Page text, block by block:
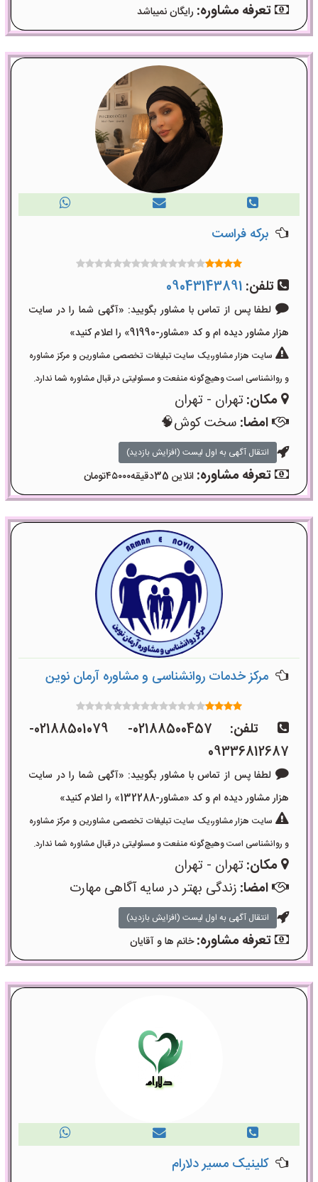
تعرفه مشاوره: رایگان نمیباشد
برکه فراست
تلفن: 09043143891
لطفا پس از تماس با مشاور بگویید: «آگهی شما را در سایت
هزار مشاور دیده ام و کد «مشاور-91990» را اعلام کنید»
سایت هزار مشاور،یک سایت تبلیغات تخصصی مشاورین و مرکز مشاوره
و روانشناسی است وهیچ‌گونه منفعت و مسئولیتی در قبال مشاوره شما ندارد.
مکان:تهران - تهران
امضا: سخت کوش🧠
انتقال آگهی به اول لیست (افزایش بازدید)
تعرفه مشاوره: انلاین 35دقیقه۴۵۰۰۰تومان
مرکز خدمات روانشناسی و مشاوره آرمان نوین
تلفن:
02188500457- 02188501079-
09336812687
لطفا پس از تماس با مشاور بگویید: «آگهی شما را در سایت
هزار مشاور دیده ام و کد «مشاور-132288» را اعلام کنید»
سایت هزار مشاور،یک سایت تبلیغات تخصصی مشاورین و مرکز مشاوره
و روانشناسی است وهیچ‌گونه منفعت و مسئولیتی در قبال مشاوره شما ندارد.
مکان:تهران - تهران
امضا: زندگی بهتر در سایه آگاهی مهارت
انتقال آگهی به اول لیست (افزایش بازدید)
تعرفه مشاوره:خانم ها و آقایان
کلینیک مسیر دلارام